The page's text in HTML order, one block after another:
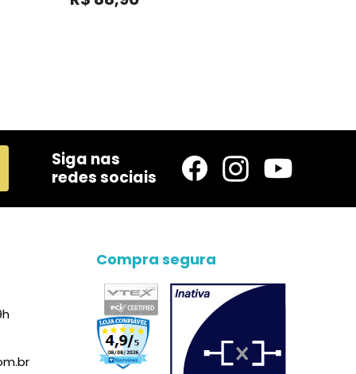
Siga nas
redes sociais
Compra segura